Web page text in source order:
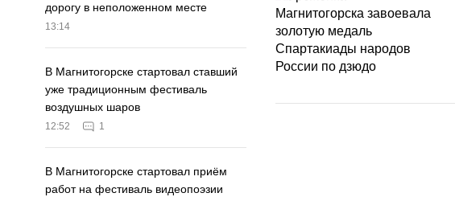
дорогу в неположенном месте
13:14
В Магнитогорске стартовал ставший
уже традиционным фестиваль
воздушных шаров
12:52 1
В Магнитогорске стартовал приём
работ на фестиваль видеопоэзии